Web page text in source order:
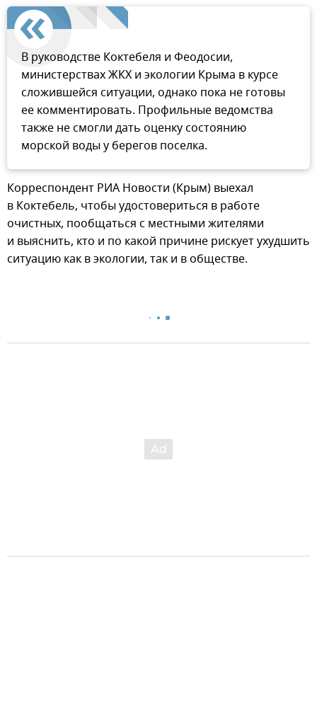
В руководстве Коктебеля и Феодосии,
министерствах ЖКХ и экологии Крыма в курсе
сложившейся ситуации, однако пока не готовы
ее комментировать. Профильные ведомства
также не смогли дать оценку состоянию
морской воды у берегов поселка.
Корреспондент РИА Новости (Крым) выехал
в Коктебель, чтобы удостовериться в работе
очистных, пообщаться с местными жителями
и выяснить, кто и по какой причине рискует ухудшить
ситуацию как в экологии, так и в обществе.